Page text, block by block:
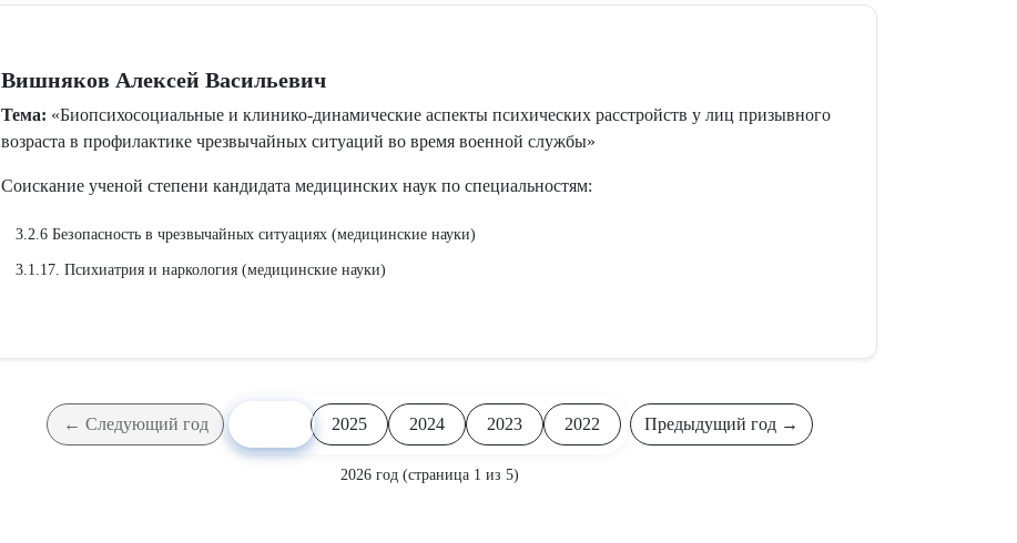
Вишняков Алексей Васильевич
Тема: «Биопсихосоциальные и клинико-динамические аспекты психических расстройств у лиц призывного
возраста в профилактике чрезвычайных ситуаций во время военной службы»
Соискание ученой степени кандидата медицинских наук по специальностям:
3.2.6 Безопасность в чрезвычайных ситуациях (медицинские науки)
3.1.17. Психиатрия и наркология (медицинские науки)
← Следующий год 2025 2024 2023 2022 Предыдущий год →
2026 год (страница 1 из 5)